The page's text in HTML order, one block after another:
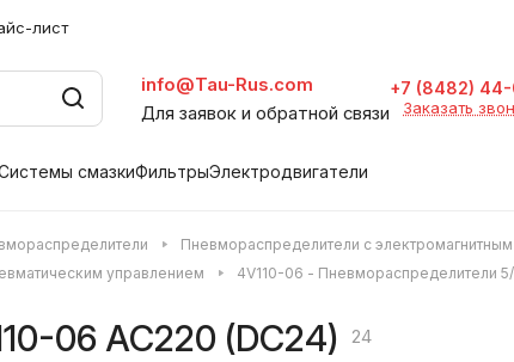
лист
info@Tau-Rus.com
Для заявок и обратной связи
+7 (8482)
Заказать
смазкиФильтрыЭлектродвигатели
Пневмораспределители с
управлением
4V110-06 - Пневмораспределители
06 AC220 (DC24) 24